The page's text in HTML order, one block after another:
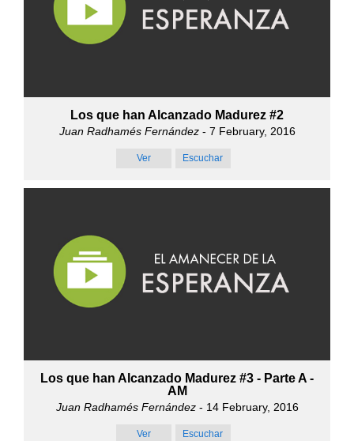
Los que han Alcanzado Madurez #2
Juan Radhamés Fernández- 7 February, 2016
Ver Escuchar
Los que han Alcanzado Madurez #3 - Parte A -
AM
Juan Radhamés Fernández- 14 February, 2016
Ver Escuchar